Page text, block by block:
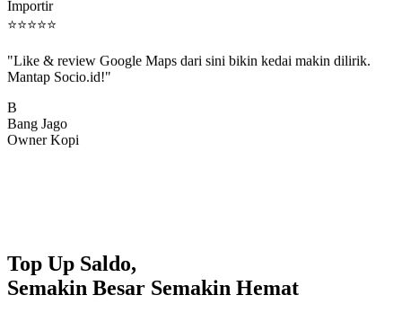
⭐⭐⭐⭐⭐
Mantap Socio.id!"
Bang Jago
Owner Kopi
Top Up Saldo,
Semakin Besar Semakin Hemat